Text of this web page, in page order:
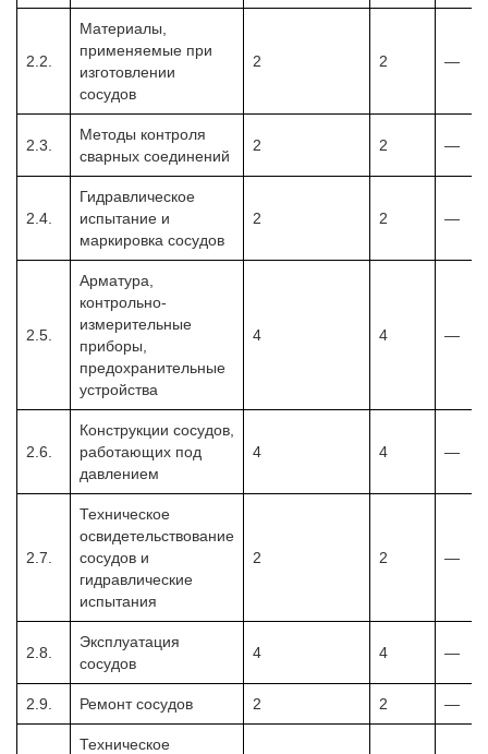
2.2.
Материалы,
применяемые при
изготовлении
сосудов
2 2 —
2.3.
Методы контроля
сварных соединений
2 2 —
2.4.
Гидравлическое
испытание и
маркировка сосудов
2 2 —
2.5.
Арматура,
контрольно-
измерительные
приборы,
предохранительные
устройства
4 4 —
2.6.
Конструкции сосудов,
работающих под
давлением
4 4 —
2.7.
Техническое
освидетельствование
сосудов и
гидравлические
испытания
2 2 —
2.8.
Эксплуатация
сосудов
4 4 —
2.9. Ремонт сосудов 2 2 —
Техническое